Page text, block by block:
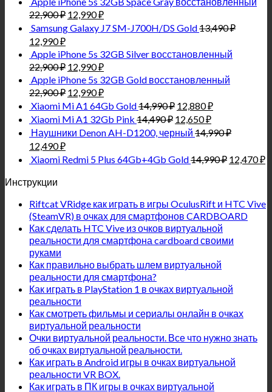
22,900₽ 12,990₽
Samsung Galaxy J7 SM-J700H/DS Gold13,490₽
12,990₽
Apple iPhone 5s 32GB Silver восстановленный
22,900₽ 12,990₽
Apple iPhone 5s 32GB Gold восстановленный
22,900₽ 12,990₽
Xiaomi Mi A1 64Gb Gold14,990₽ 12,880₽
Xiaomi Mi A1 32Gb Pink 14,490₽ 12,650₽
Наушники Denon AH-D1200, черный 14,990₽
12,490₽
Xiaomi Redmi 5 Plus 64Gb+4Gb Gold14,990₽ 12,470₽
Инструкции
Riftcat VRidge как играть в игры OculusRift и HTC Vive
(SteamVR) в очках для смартфонов CARDBOARD
Как сделать HTC Vive из очков виртуальной
реальности для смартфона cardboard своими
руками
Как правильно выбрать шлем виртуальной
реальности для смартфона?
Как играть в PlayStation 1 в очках виртуальной
реальности
Как смотреть фильмы и сериалы онлайн в очках
виртуальной реальности
Очки виртуальной реальности. Все что нужно знать
об очках виртуальной реальности.
Как играть в Android игры в очках виртуальной
реальности VR BOX.
Как играть в ПК игры в очках виртуальной